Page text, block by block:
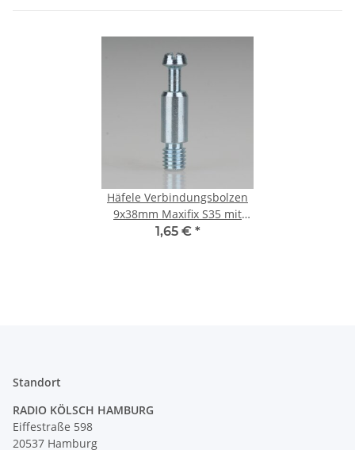
Häfele Verbindungsbolzen
9x38mm Maxifix S35 mit
Gewinde M8 Stahl verzinkt
1,65 € *
Standort
RADIO KÖLSCH HAMBURG
Eiffestraße 598
20537 Hamburg